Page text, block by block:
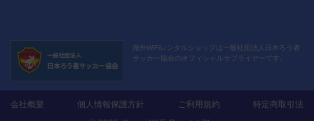
海外WiFiレンタルショップは
一般社団法人日本ろう者
サッカー協会のオフィシャルサプライヤーです。
会社概要 個人情報保護方針 ご利用規約
特定商取引法